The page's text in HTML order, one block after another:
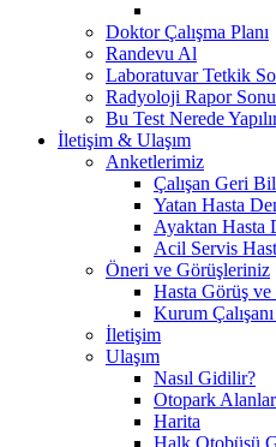
Doktor Çalışma Planı
Randevu Al
Laboratuvar Tetkik
Radyoloji Rapor
Bu Test Nerede
İletişim & Ulaşım
Anketlerimiz
Çalışan Geri
Yatan Hasta
Ayaktan Hasta
Acil Servis
Öneri ve Görüşleriniz
Hasta Görüş
Kurum
İletişim
Ulaşım
Nasıl Gidilir?
Otopark
Harita
Halk Otobüsü